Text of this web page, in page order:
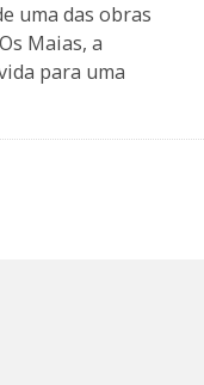
uma das obras
Maias, a
para uma